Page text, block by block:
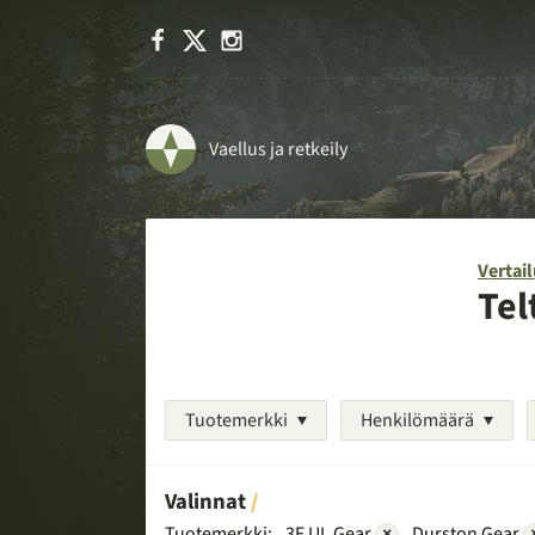
Facebook
Vaellus ja retkeily
Tuotemerkki Henkilömäärä
Valinnat